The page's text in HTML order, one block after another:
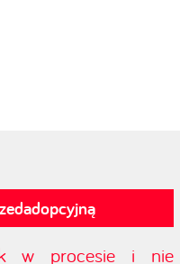
w procesie i nie